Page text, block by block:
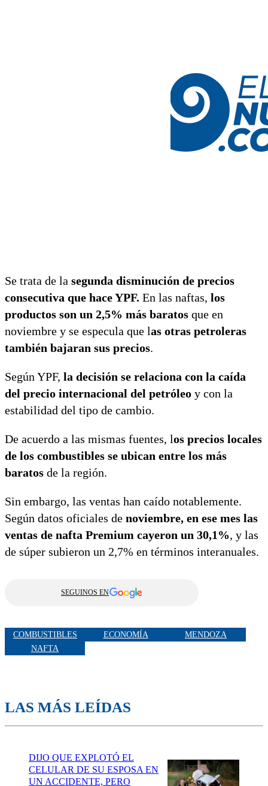
Se trata de la segunda disminución de precios
consecutiva que hace YPF. En las naftas, los
productos son un 2,5% más baratos que en
noviembre y se especula que las otras petroleras
también bajaran sus precios.
Según YPF, la decisión se relaciona con la caída
del precio internacional del petróleo y con la
estabilidad del tipo de cambio.
De acuerdo a las mismas fuentes, los precios locales
de los combustibles se ubican entre los más
baratos de la región.
Sin embargo, las ventas han caído notablemente.
Según datos oficiales de noviembre, en ese mes las
ventas de nafta Premium cayeron un 30,1%, y las
de súper subieron un 2,7% en términos interanuales.
SEGUINOS EN
COMBUSTIBLES ECONOMÍA
MENDOZA
NAFTA
LAS MÁS LEÍDAS
DIJO QUE EXPLOTÓ EL
CELULAR DE SU ESPOSA EN
UN ACCIDENTE, PERO